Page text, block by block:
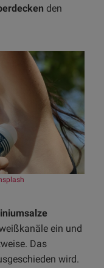
den
ein und
Das
wird.